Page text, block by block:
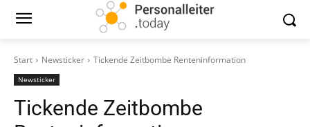
Start Newsticker Tickende Zeitbombe Renteninformation
Newsticker
Tickende Zeitbombe